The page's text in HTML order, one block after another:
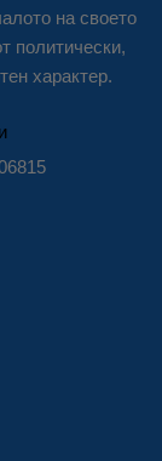
на своето
политически,
характер.